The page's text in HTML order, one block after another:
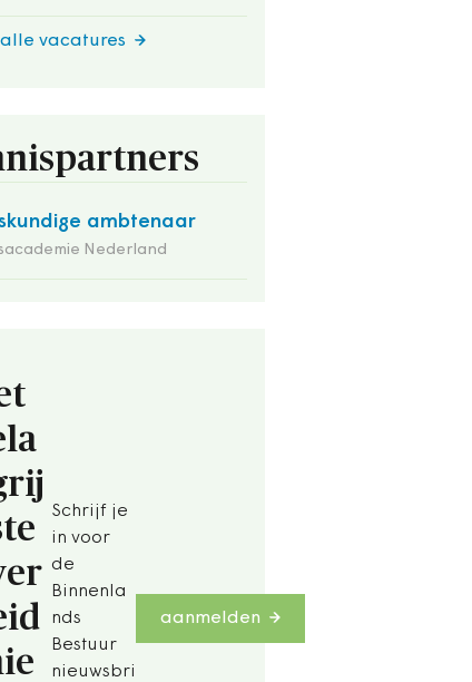
vacatures
ambtenaar
Nederland
Schrijf je
in voor
de
Binnenla
nds
Bestuur
nieuwsbri
aanmelden